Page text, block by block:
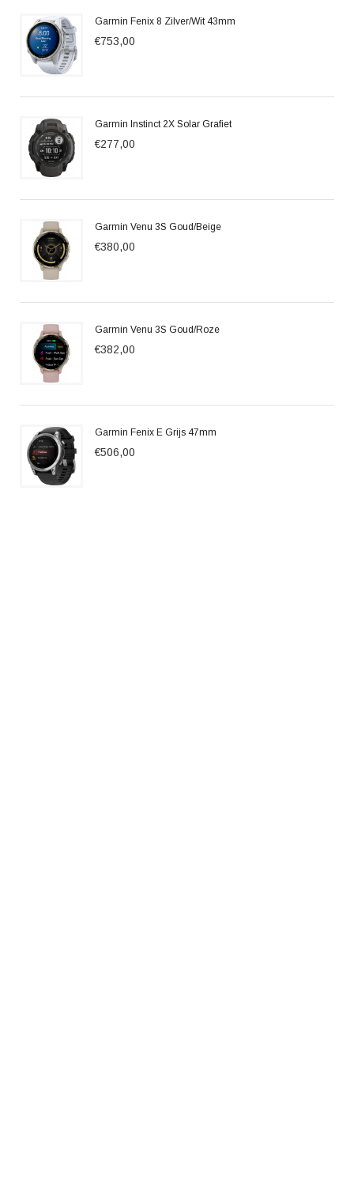
Garmin Fenix 8 Zilver/Wit 43mm
€753,00
Garmin Instinct 2X Solar Grafiet
€277,00
Garmin Venu 3S Goud/Beige
€380,00
Garmin Venu 3S Goud/Roze
€382,00
Garmin Fenix E Grijs 47mm
€506,00